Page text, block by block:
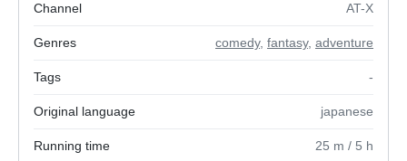
Channel AT-X
Genres comedy, fantasy, adventure
Tags -
Original language japanese
Running time 25 m / 5 h